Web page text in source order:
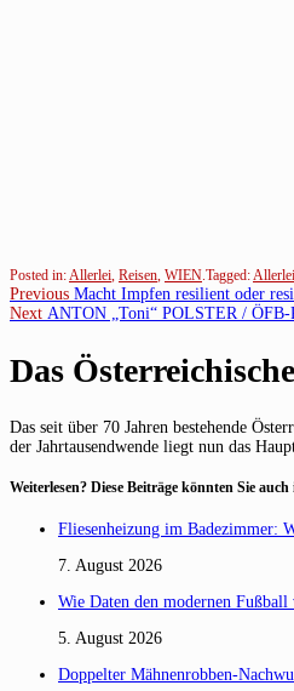
Posted in: Allerlei Reisen WIEN Tagged: Allerlei
Beitragsnavigation
Previous Previous
post:
Macht Impfen resilient oder
Next Next
ANTON „Toni“ POLSTER / ÖFB-
Das
Das seit über 70 Jahren bestehende
der Jahrtausendwende liegt nun das
Weiterlesen? Diese Beiträge könnten Sie auch
Fliesenheizung im Badezimmer:
7. August 2026
Wie Daten den modernen Fußball
5. August 2026
Doppelter Mähnenrobben-